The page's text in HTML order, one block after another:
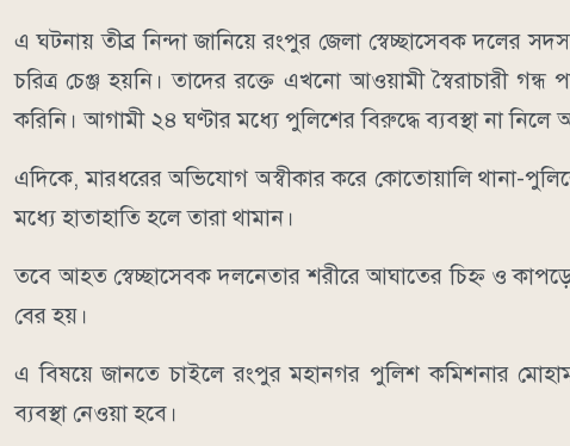
এ ঘটনায় তীব্র নিন্দা জানিয়ে রংপুর জেলা স্বেচ্ছাসেবক দলের
চরিত্র চেঞ্জ হয়নি। তাদের রক্তে এখনো আওয়ামী স্বৈরাচারী
করিনি। আগামী ২৪ ঘণ্টার মধ্যে পুলিশের বিরুদ্ধে ব্যবস্থা না
এদিকে, মারধরের অভিযোগ অস্বীকার করে কোতোয়ালি থানা-
মধ্যে হাতাহাতি হলে তারা থামান।
তবে আহত স্বেচ্ছাসেবক দলনেতার শরীরে আঘাতের চিহ্ন ও
বের হয়।
এ বিষয়ে জানতে চাইলে রংপুর মহানগর পুলিশ কমিশনার
ব্যবস্থা নেওয়া হবে।